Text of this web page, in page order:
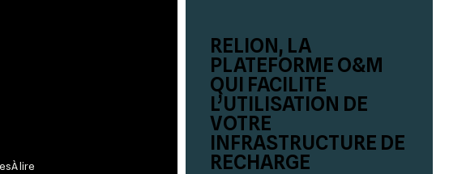
À lire
RELION, LA
PLATEFORME O&M
QUI FACILITE
L’UTILISATION DE
VOTRE
INFRASTRUCTURE DE
RECHARGE